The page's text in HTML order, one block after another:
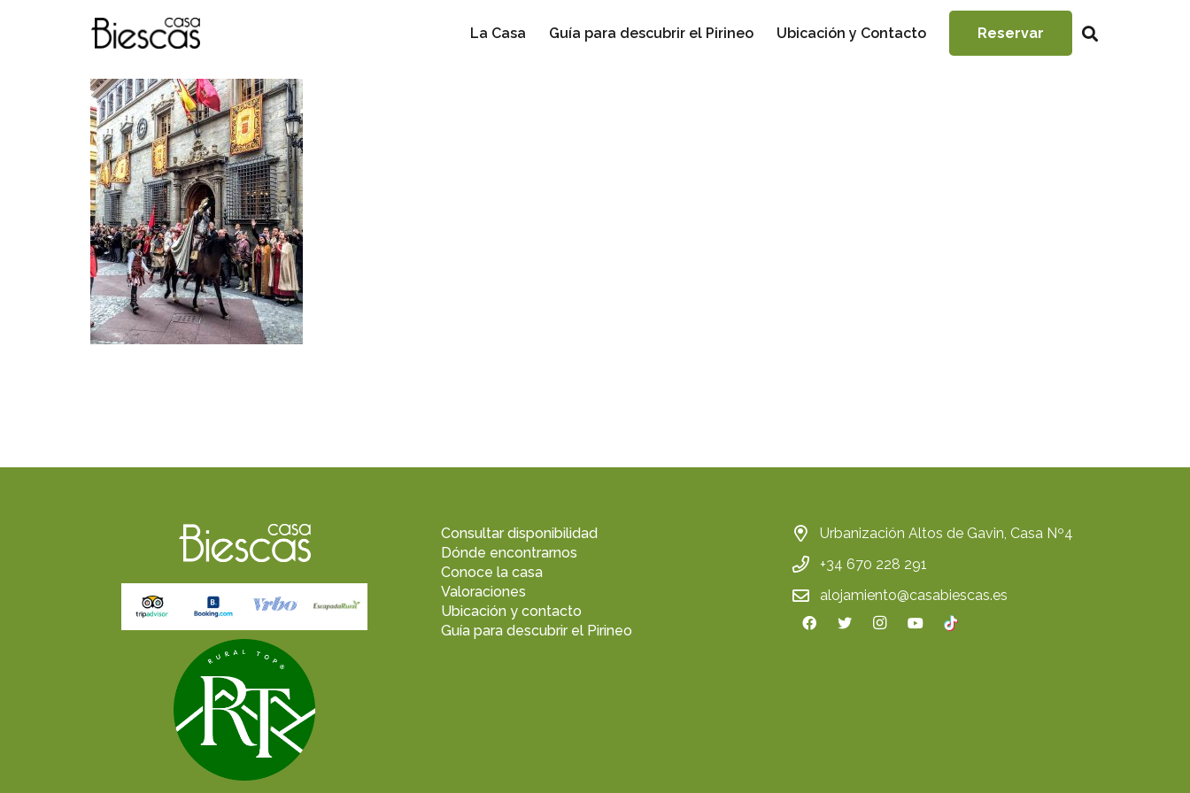
La Casa Guía para descubrir el Pirineo Ubicación y Contacto Reservar
Consultar disponibilidad
Dónde encontrarnos
Conoce la casa
Valoraciones
Ubicación y contacto
Guía para descubrir el Pirineo
Urbanización Altos de Gavin, Casa Nº4
+34 670 228 291
alojamiento@casabiescas.es